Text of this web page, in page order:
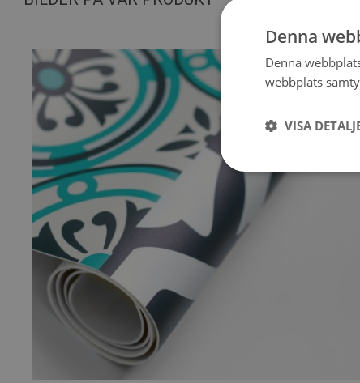
Denna
Denna
webbplats
VISA